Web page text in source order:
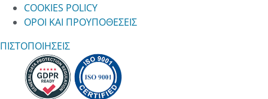
COOKIES POLICY
ΟΡΟΙ ΚΑΙ ΠΡΟΥΠΟΘΕΣΕΙΣ
ΠΙΣΤΟΠΟΙΗΣΕΙΣ